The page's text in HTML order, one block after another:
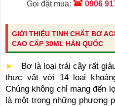
Gọi đặt mua: 0906
GIỚI THIỆU TINH CHẤT BƠ
CAO CẤP 30ML HÀN QUỐC
►
Bơ là loại trái cây rất
thực vật với 14 loại
Chúng không chỉ mang đến
là một trong những phương